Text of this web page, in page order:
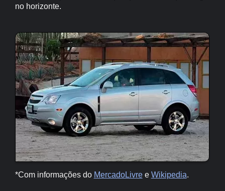
no horizonte.
*Com informações do MercadoLivree Wikipedia.